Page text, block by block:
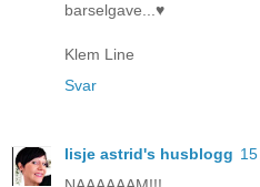
barselgave...♥
Klem Line
Svar
lisje astrid's husblogg